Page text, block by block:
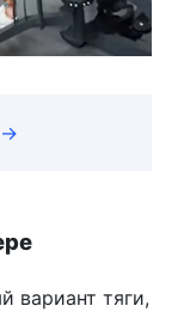
→
вариант тяги,